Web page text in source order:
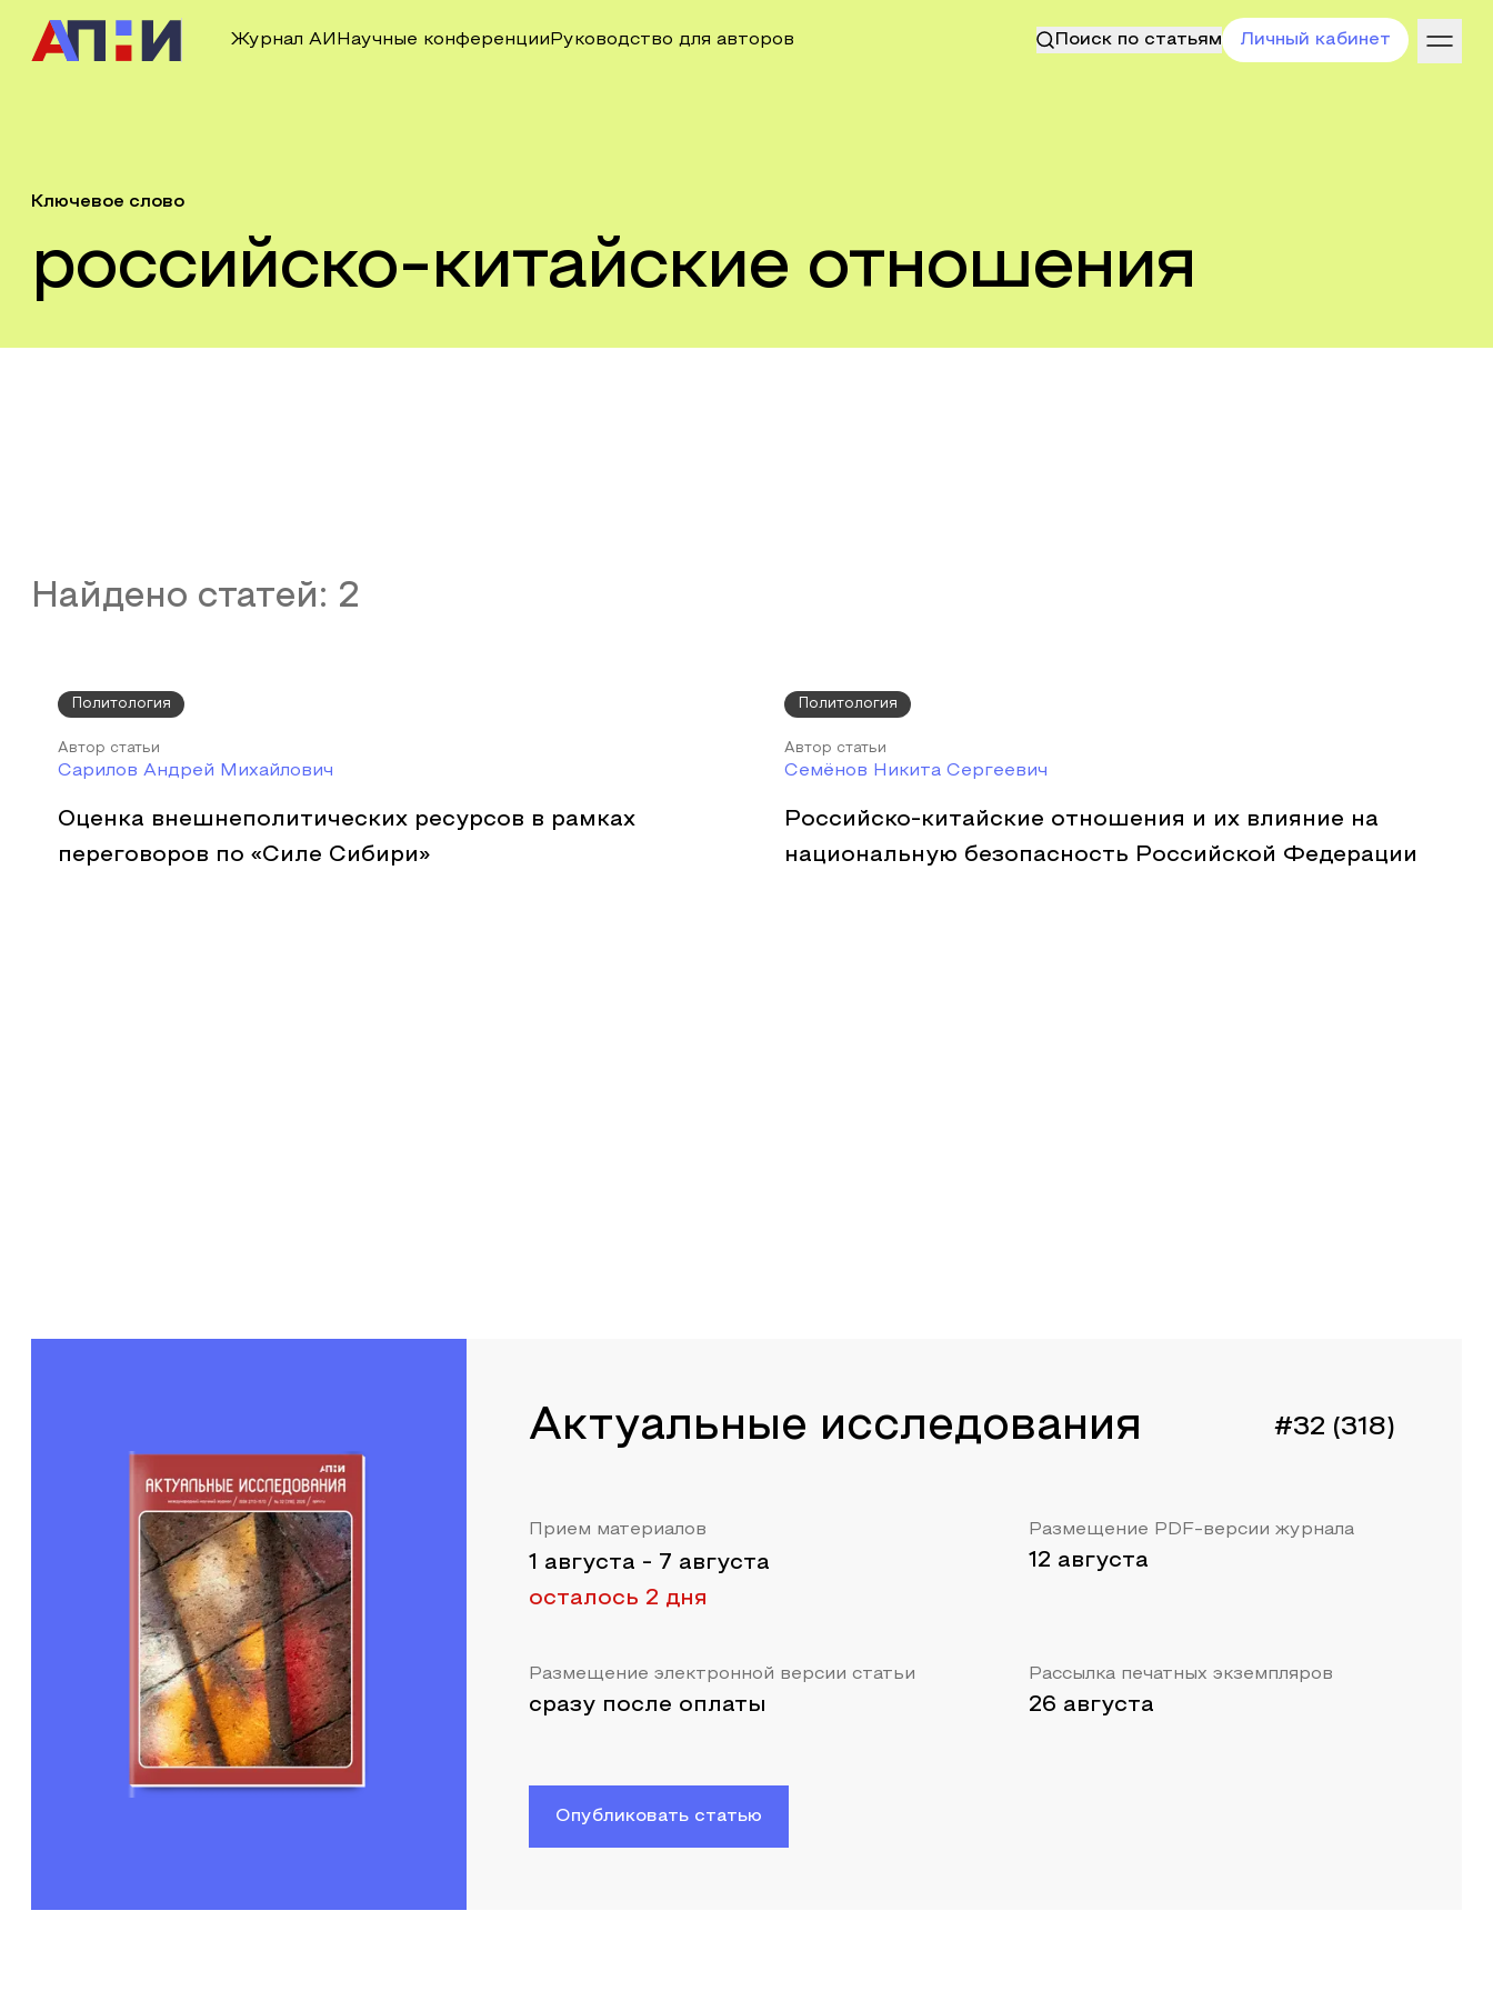
Журнал АИ Научные конференции Руководство для авторов Поиск по статьям Личный кабинет
Ключевое слово
российско-китайские отношения
Найдено статей: 2
Политология
Автор статьи
Сарилов Андрей Михайлович
Оценка внешнеполитических ресурсов в рамках
переговоров по «Силе Сибири»
Политология
Автор статьи
Семёнов Никита Сергеевич
Российско-китайские отношения и их влияние на
национальную безопасность Российской Федерации
Актуальные исследования #32 (318)
Прием материалов
1 августа - 7 августа
осталось 2 дня
Размещение PDF-версии журнала
12 августа
Размещение электронной версии статьи
сразу после оплаты
Рассылка печатных экземпляров
26 августа
Опубликовать статью